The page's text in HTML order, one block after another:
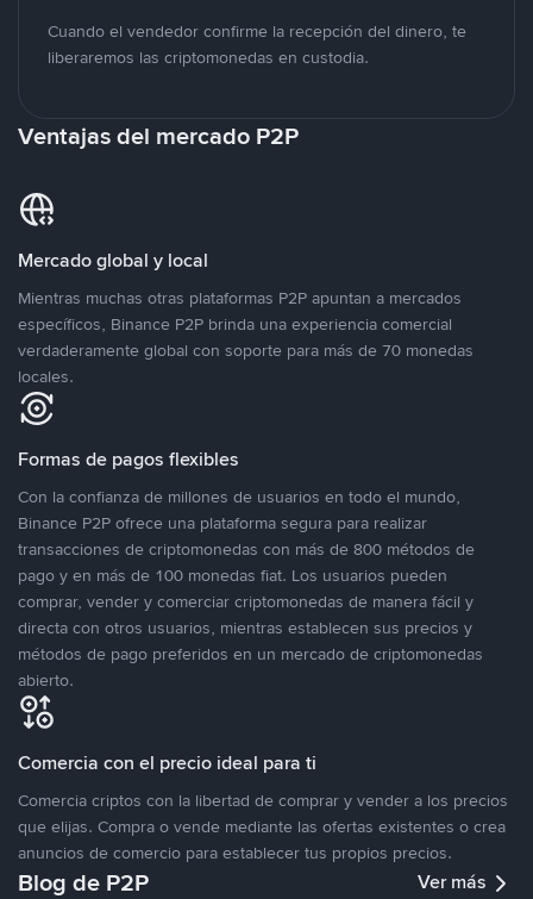
Cuando el vendedor confirme la recepción del dinero, te
liberaremos las criptomonedas en custodia.
Ventajas del mercado P2P
Mercado global y local
Mientras muchas otras plataformas P2P apuntan a mercados
específicos, Binance P2P brinda una experiencia comercial
verdaderamente global con soporte para más de 70 monedas
locales.
Formas de pagos flexibles
Con la confianza de millones de usuarios en todo el mundo,
Binance P2P ofrece una plataforma segura para realizar
transacciones de criptomonedas con más de 800 métodos de
pago y en más de 100 monedas fiat. Los usuarios pueden
comprar, vender y comerciar criptomonedas de manera fácil y
directa con otros usuarios, mientras establecen sus precios y
métodos de pago preferidos en un mercado de criptomonedas
abierto.
Comercia con el precio ideal para ti
Comercia criptos con la libertad de comprar y vender a los precios
que elijas. Compra o vende mediante las ofertas existentes o crea
anuncios de comercio para establecer tus propios precios.
Blog de P2P Ver más